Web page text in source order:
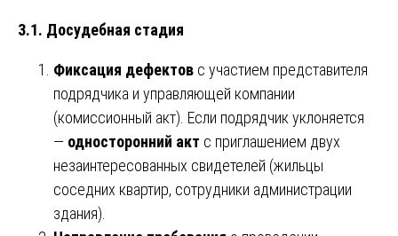
3.1. Досудебная стадия
Фиксация дефектов с участием представителя
подрядчика и управляющей компании
(комиссионный акт). Если подрядчик уклоняется
— односторонний акт с приглашением двух
незаинтересованных свидетелей (жильцы
соседних квартир, сотрудники администрации
здания).